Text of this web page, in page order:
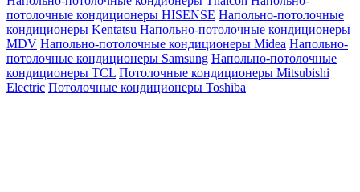
потолочные кондиционеры HISENSE Напольно-потолочные
кондиционеры Kentatsu Напольно-потолочные кондиционеры
MDV Напольно-потолочные кондиционеры Midea Напольно-
потолочные кондиционеры Samsung Напольно-потолочные
кондиционеры TCL Потолочные кондиционеры Mitsubishi
Electric Потолочные кондиционеры Toshiba